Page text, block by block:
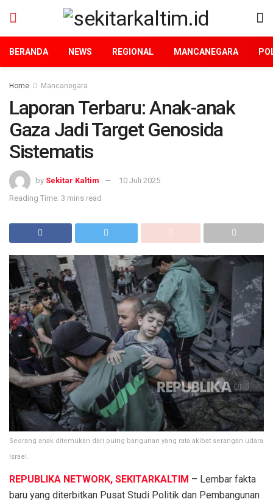
BERANDA NEWS REGIONAL MANCANEGARA
Home Mancanegara
Laporan Terbaru: Anak-anak
Gaza Jadi Target Genosida
Sistematis
by Sekitar Kaltim
10 Juli 2025
Reading Time: 3 mins read
Seorang anak ditemukan dari puing bangunan yang rata akibat serangan udara
Israel.
REPUBLIKA NETWORK, SEKITARKALTIM – Lembar fakta
baru yang diterbitkan Pusat Studi Politik dan Pembangunan